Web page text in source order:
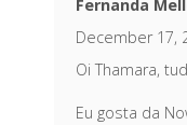
Fernanda
December 17,
Oi Thamara,
Eu gosta da